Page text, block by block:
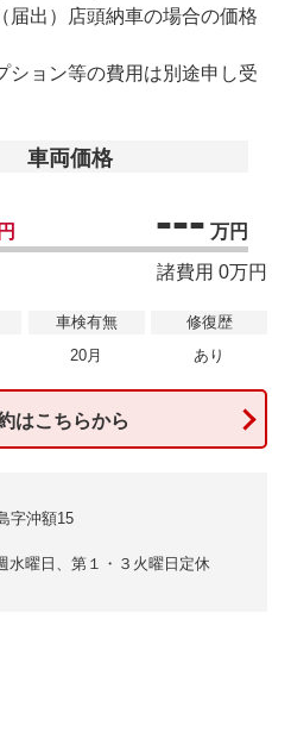
出）店頭納車の場合の価格
ション等の費用は別途申し受
車両価格
--- 万円
諸費用 0万円
車検有無
20月
修復歴
あり
はこちらから
字沖額15
曜日、第１・３火曜日定休